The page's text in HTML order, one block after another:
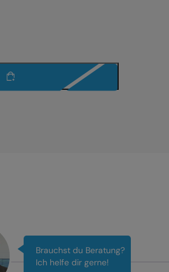
Brauchst du Beratung?
Ich helfe dir gerne!